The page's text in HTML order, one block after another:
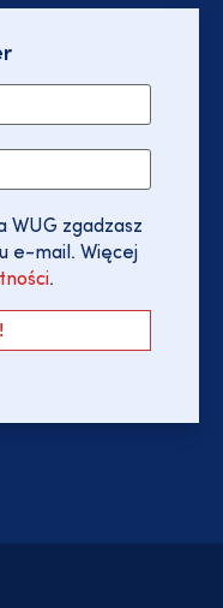
WUG zgadzasz
e-mail. Więcej
.